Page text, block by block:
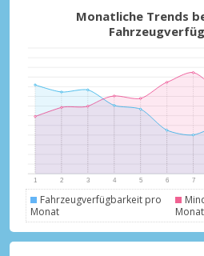
Monatliche Trends
Fahrzeugverfügbarkeit pro
Monat
Monat